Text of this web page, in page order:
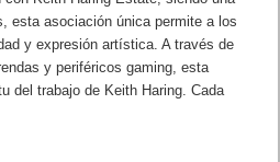
esta asociación única permite a los
y expresión artística. A través de
y periféricos gaming, esta
del trabajo de Keith Haring. Cada